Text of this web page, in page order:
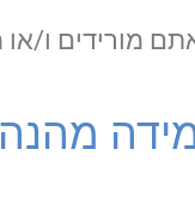
מורידים ו/